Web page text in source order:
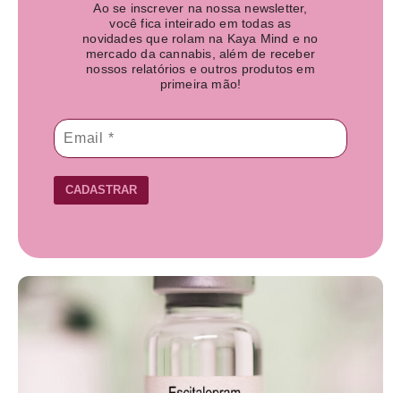
Ao se inscrever na nossa newsletter,
você fica inteirado em todas as
novidades que rolam na Kaya Mind e no
mercado da cannabis, além de receber
nossos relatórios e outros produtos em
primeira mão!
CADASTRAR